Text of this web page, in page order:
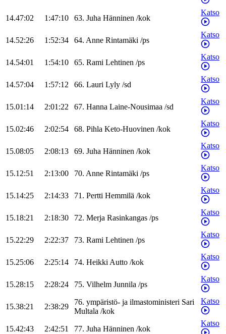
14.47:02 1:47:10 63. Juha Hänninen /kok
Katso
14.52:26 1:52:34 64. Anne Rintamäki /ps
Katso
14.54:01 1:54:10 65. Rami Lehtinen /ps
Katso
14.57:04 1:57:12 66. Lauri Lyly /sd
Katso
15.01:14 2:01:22 67. Hanna Laine-Nousimaa /sd
Katso
15.02:46 2:02:54 68. Pihla Keto-Huovinen /kok
Katso
15.08:05 2:08:13 69. Juha Hänninen /kok
Katso
15.12:51 2:13:00 70. Anne Rintamäki /ps
Katso
15.14:25 2:14:33 71. Pertti Hemmilä /kok
Katso
15.18:21 2:18:30 72. Merja Rasinkangas /ps
Katso
15.22:29 2:22:37 73. Rami Lehtinen /ps
Katso
15.25:06 2:25:14 74. HeikkiAutto /kok
Katso
15.28:15 2:28:24 75. Vilhelm Junnila /ps
Katso
15.38:21 2:38:29
76. ympäristö- ja ilmastoministeri Sari
Multala /kok
Katso
15.42:43 2:42:51 77. Juha Hänninen /kok
Katso